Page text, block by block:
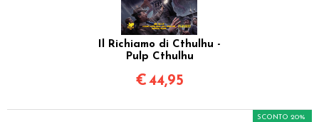
Il Richiamo di Cthulhu -
Pulp Cthulhu
€44,95
SCONTO 20%